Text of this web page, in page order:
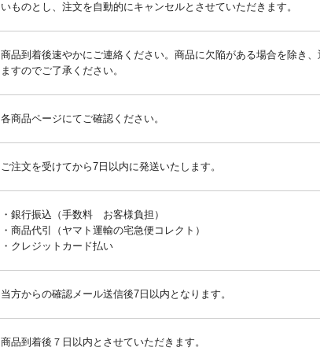
いものとし、注文を自動的にキャンセルとさせていただきます。
商品到着後速やかにご連絡ください。商品に欠陥がある場合を除き
ますのでご了承ください。
各商品ページにてご確認ください。
ご注文を受けてから7日以内に発送いたします。
・銀行振込（手数料 お客様負担）
・商品代引（ヤマト運輸の宅急便コレクト）
・クレジットカード払い
当方からの確認メール送信後7日以内となります。
商品到着後７日以内とさせていただきます。